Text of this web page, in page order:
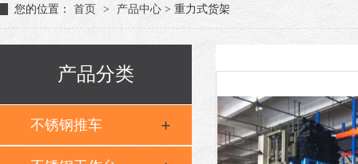
您的位置： 首页 > 产品中心 > 重力式货架
产品分类
不锈钢推车